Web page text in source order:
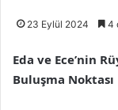
23 Eylül 2024 4
Eda ve Ece’nin
Buluşma Noktası